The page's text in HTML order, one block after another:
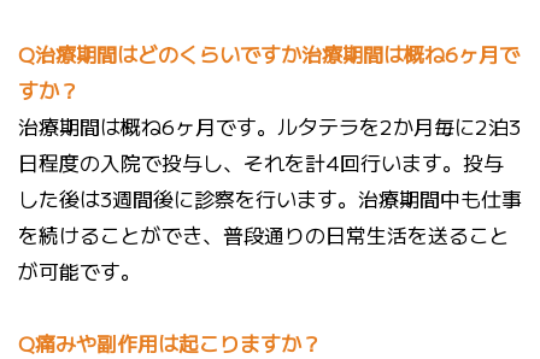
Q治療期間はどのくらいですか治療期間は概ね6ヶ月で
すか？
治療期間は概ね6ヶ月です。ルタテラを2か月毎に2泊3
日程度の入院で投与し、それを計4回行います。投与
した後は3週間後に診察を行います。治療期間中も仕事
を続けることができ、普段通りの日常生活を送ること
が可能です。
Q痛みや副作用は起こりますか？